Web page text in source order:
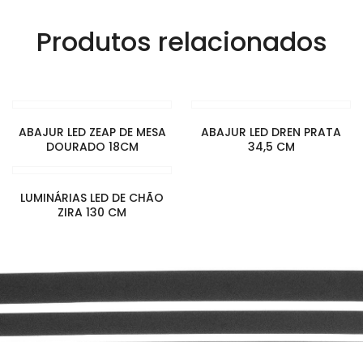
Produtos relacionados
ABAJUR LED ZEAP DE MESA
DOURADO 18CM
ABAJUR LED DREN PRATA
34,5 CM
LUMINÁRIAS LED DE CHÃO
ZIRA 130 CM